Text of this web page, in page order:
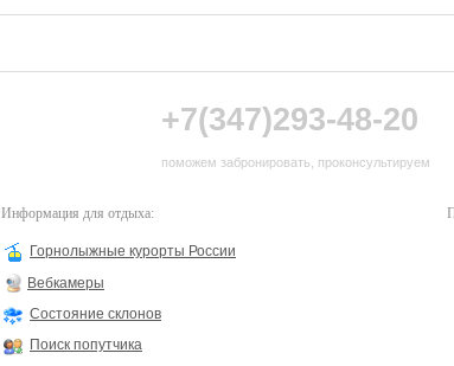
+7(347)293-48-20
поможем забронировать, проконсультируем
Информация для отдыха:
Горнолыжные курорты России
Вебкамеры
Состояние склонов
Поиск попутчика